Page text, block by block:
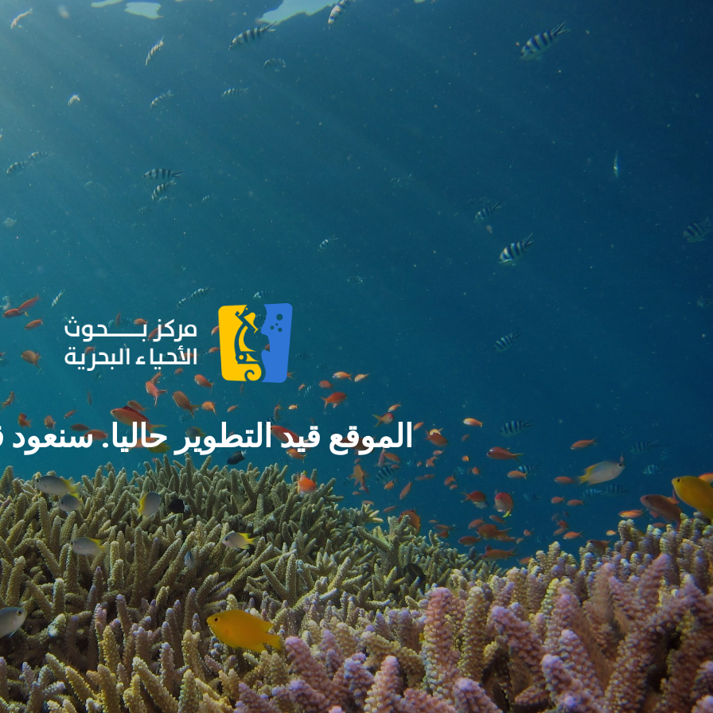
الموقع قيد التطوير حاليا. سنعود